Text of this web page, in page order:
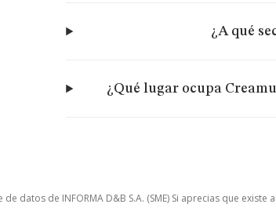
¿A qué
¿Qué lugar ocupa
datos de INFORMA D&B S.A. (SME) Si aprecias que